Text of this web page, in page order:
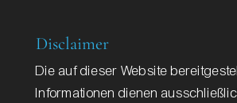
Disclaimer
Die auf dieser Website
Informationen dienen